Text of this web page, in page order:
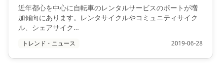
近年都心を中心に自転車のレンタルサービスのポートが増
加傾向にあります。レンタサイクルやコミュニティサイク
ル、シェアサイク…
トレンド・ニュース 2019-06-28